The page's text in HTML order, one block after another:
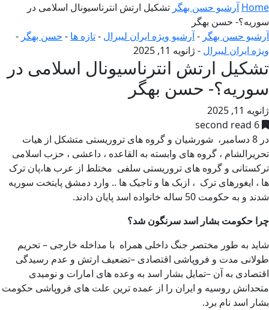
Home آرشیو حسن بهگر تشکیل ارتش انترناسیونال اسلامی در
سوریه؟- حسن بهگر
آرشیو حسن بهگر -آرشیو ویژه ایران لیبرال -تازه ها - حسن بهگر -
ویژه ایران لیبرال - ژانویه 11, 2025
تشکیل ارتش انترناسیونال اسلامی در
سوریه؟- حسن بهگر
ژانویه 11, 2025
6 second read
در 8 دسامبر، شورشیان و گروه های تروریستی متشکل از هیات
تحریرالشام ، گروه های وابسته به القاعده ، داعشی ، حزب اسلامی
ترکستانی و گروه های تروریستی سلفی مختلط از عرب ها،پان ترک
ها ، ایغورهای ترک ، ازبک ها و تاجیک ها .. وارد دمشق پایتخت سوریه
شدند و به حکومت 50 ساله خانواده اسد پایان دادند.
چرا حکومت بشار اسد سرنگون شد؟
شاید به طور مختصر جنگ داخلی همراه با مداخله خارجی – تحریم
طولانی مدت و فروپاشی اقتصادی –تضعیف ارتش و عدم رسیدگی
اقتصادی به آن –تمایل بشار اسد به وعده های امارات و نومیدی
متحدانش روسیه و ایران را از عمده ترین علت های فروپاشی حکومت
بشار اسد نام برد.